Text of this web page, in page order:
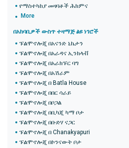
የማስተካከያ መዛባቶች ሕክምና
More
በአከባቢዎች ውስጥ ተዛማጅ ልዩ ነገሮች
ፑልሞኖሎጂ በአናንድ ኒኬታን
ፑልሞኖሎጂ በአራዳና ኢንክላቭ
ፑልሞኖሎጂ በአራክፑር ባግ
ፑልሞኖሎጂ በአሽራም
ፑልሞኖሎጂ በ Batla House
ፑልሞኖሎጂ በበር ሳራይ
ፑልሞኖሎጂ በቦጋል
ፑልሞኖሎጂ በቢካጂ ካማ ቦታ
ፑልሞኖሎጂ በቡድሃ ናጋር
ፑልሞኖሎጂ በ Chanakyapuri
ፑልሞኖሎጂ በኮንናውት ቦታ